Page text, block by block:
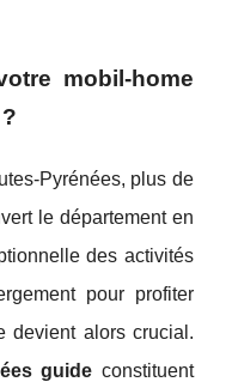
mobil-home
Pyrénées, plus de
le département en
des activités
pour profiter
devient alors crucial.
guide constituent